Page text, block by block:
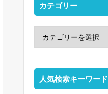
カテゴリー
人気検索キーワード